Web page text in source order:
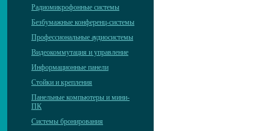
Радиомикрофонные системы
Безбумажные конференц-системы
Профессиональные аудиосистемы
Видеокоммутация и управление
Информационные панели
Стойки и крепления
Панельные компьютеры и мини-
ПК
Системы бронирования